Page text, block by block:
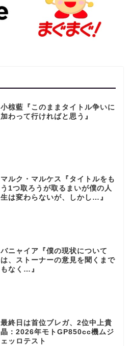
小椋藍『このままタイトル争いに
加わって行ければと思う』
マルク・マルケス『タイトルをも
う1つ取ろうが取るまいが僕の人
生は変わらないが、しかし…』
バニャイア『僕の現状について
は、ストーナーの意見を聞くまで
もなく…』
最終日は首位ブレガ、2位中上貴
晶：2026年モトGP850cc機ムジ
ェッロテスト